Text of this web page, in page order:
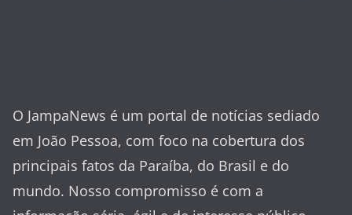
O JampaNews é um portal de notícias sediado
em João Pessoa, com foco na cobertura dos
principais fatos da Paraíba, do Brasil e do
mundo. Nosso compromisso é com a